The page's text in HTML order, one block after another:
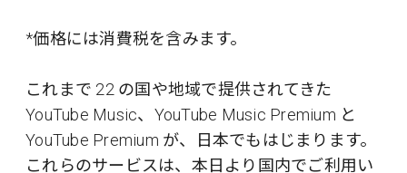
*価格には消費税を含みます。
これまで 22 の国や地域で提供されてきた
YouTube Music、YouTube Music Premium と
YouTube Premium が、日本でもはじまります。
これらのサービスは、本日より国内でご利用い